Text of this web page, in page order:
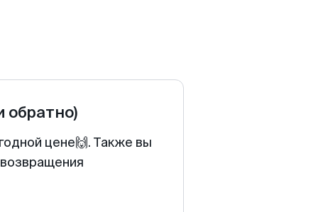
обратно)
цене🙌. Также вы